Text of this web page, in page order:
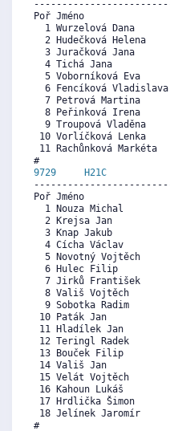
Poř Jméno
1
2 Hudečková
3
4 Tichá
5
6 Fencíková
7 Petrová
8 Peřinková
9 Troupová
10 Vorlíčková
11 Rachůnková
9729
H21C
Poř Jméno
1 Nouza
2
3 Knap
4 Cícha
5 Novotný
6 Hulec
7 Jirků
8 Vališ
9 Sobotka
10 Paták
11
12 Teringl
13
14 Vališ
15 Velát
16 Kahoun
17 Hrdlička
18 Jelínek